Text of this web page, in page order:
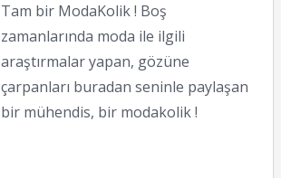
Tam bir ModaKolik ! Boş
zamanlarında moda ile ilgili
araştırmalar yapan, gözüne
çarpanları buradan seninle paylaşan
bir mühendis, bir modakolik !